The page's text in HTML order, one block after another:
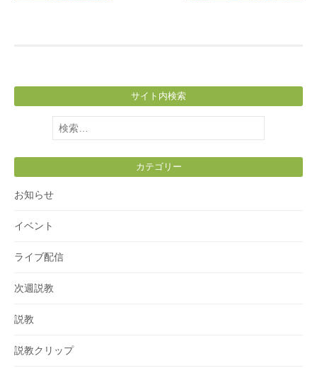
サイト内検索
検
索:
カテゴリー
お知らせ
イベント
ライブ配信
次週説教
説教
説教クリップ